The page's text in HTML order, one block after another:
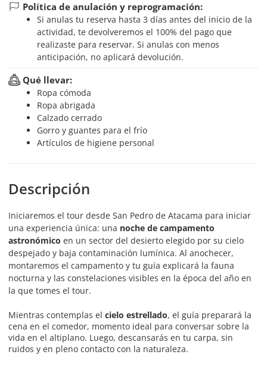
Política de anulación y reprogramación:
Si anulas tu reserva hasta 3 días antes del inicio de la
actividad, te devolveremos el 100% del pago que
realizaste para reservar. Si anulas con menos
anticipación, no aplicará devolución.
Qué llevar:
Ropa cómoda
Ropa abrigada
Calzado cerrado
Gorro y guantes para el frío
Artículos de higiene personal
Descripción
Iniciaremos el tour desde San Pedro de Atacama para iniciar
una experiencia única: una noche de campamento
astronómico en un sector del desierto elegido por su cielo
despejado y baja contaminación lumínica. Al anochecer,
montaremos el campamento y tu guía explicará la fauna
nocturna y las constelaciones visibles en la época del año en
la que tomes el tour.
Mientras contemplas el cielo estrellado, el guía preparará la
cena en el comedor, momento ideal para conversar sobre la
vida en el altiplano. Luego, descansarás en tu carpa, sin
ruidos y en pleno contacto con la naturaleza.